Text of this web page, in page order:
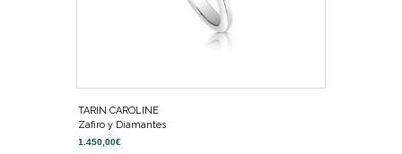
TARIN CAROLINE
Zafiro y Diamantes
1.450,00€